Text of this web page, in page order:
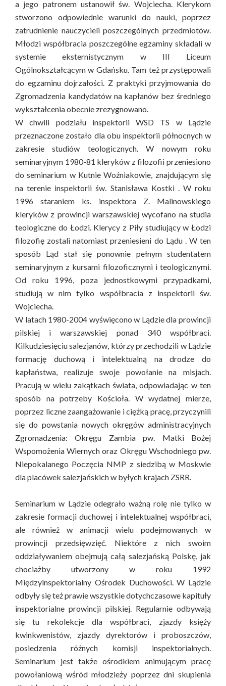
a jego patronem ustanowił św. Wojciecha. Klerykom
stworzono odpowiednie warunki do nauki, poprzez
zatrudnienie nauczycieli poszczególnych przedmiotów.
Młodzi współbracia poszczególne egzaminy składali w
systemie eksternistycznym w III Liceum
Ogólnokształcącym w Gdańsku. Tam też przystępowali
do egzaminu dojrzałości. Z praktyki przyjmowania do
Zgromadzenia kandydatów na kapłanów bez średniego
wykształcenia obecnie zrezygnowano.
W chwili podziału inspektorii WSD TS w Lądzie
przeznaczone zostało dla obu inspektorii północnych w
zakresie studiów teologicznych. W nowym roku
seminaryjnym 1980-81 kleryków z filozofii przeniesiono
do seminarium w Kutnie Woźniakowie, znajdującym się
na terenie inspektorii św. Stanisława Kostki . W roku
1996 staraniem ks. inspektora Z. Malinowskiego
kleryków z prowincji warszawskiej wycofano na studia
teologiczne do Łodzi. Klerycy z Piły studiujący w Łodzi
filozofię zostali natomiast przeniesieni do Lądu . W ten
sposób Ląd stał się ponownie pełnym studentatem
seminaryjnym z kursami filozoficznymi i teologicznymi.
Od roku 1996, poza jednostkowymi przypadkami,
studiują w nim tylko współbracia z inspektorii św.
Wojciecha.
W latach 1980-2004 wyświęcono w Lądzie dla prowincji
pilskiej i warszawskiej ponad 340 współbraci.
Kilkudziesięciu salezjanów, którzy przechodzili w Lądzie
formację duchową i intelektualną na drodze do
kapłaństwa, realizuje swoje powołanie na misjach.
Pracują w wielu zakątkach świata, odpowiadając w ten
sposób na potrzeby Kościoła. W wydatnej mierze,
poprzez liczne zaangażowanie i ciężką pracę, przyczynili
się do powstania nowych okręgów administracyjnych
Zgromadzenia: Okręgu Zambia pw. Matki Bożej
Wspomożenia Wiernych oraz Okręgu Wschodniego pw.
Niepokalanego Poczęcia NMP z siedzibą w Moskwie
dla placówek salezjańskich w byłych krajach ZSRR.
Seminarium w Lądzie odegrało ważną rolę nie tylko w
zakresie formacji duchowej i intelektualnej współbraci,
ale również w animacji wielu podejmowanych w
prowincji przedsięwzięć. Niektóre z nich swoim
oddziaływaniem obejmują całą salezjańską Polskę, jak
chociażby utworzony w roku 1992
Międzyinspektorialny Ośrodek Duchowości. W Lądzie
odbyły się też prawie wszystkie dotychczasowe kapituły
inspektorialne prowincji pilskiej. Regularnie odbywają
się tu rekolekcje dla współbraci, zjazdy księży
kwinkwenistów, zjazdy dyrektorów i proboszczów,
posiedzenia różnych komisji inspektorialnych.
Seminarium jest także ośrodkiem animującym pracę
powołaniową wśród młodzieży poprzez dni skupienia